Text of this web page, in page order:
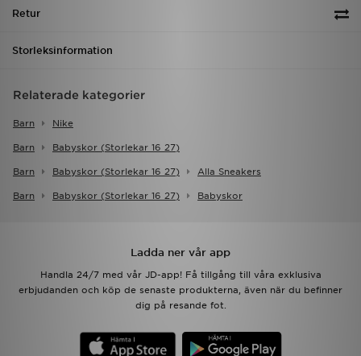
Retur
Storleksinformation
Relaterade kategorier
Barn Nike
Barn Babyskor (storlekar 16 27)
Barn Babyskor (storlekar 16 27) Alla Sneakers
Barn Babyskor (storlekar 16 27) Babyskor
Ladda ner vår app
Handla 24/7 med vår JD-app! Få tillgång till våra exklusiva
erbjudanden och köp de senaste produkterna, även när du befinner
dig på resande fot.